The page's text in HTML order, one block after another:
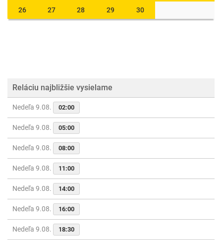
26 27 28 29 30
Reláciu najbližšie vysielame
Nedeľa 9.08. 02:00
Nedeľa 9.08. 05:00
Nedeľa 9.08. 08:00
Nedeľa 9.08. 11:00
Nedeľa 9.08. 14:00
Nedeľa 9.08. 16:00
Nedeľa 9.08. 18:30